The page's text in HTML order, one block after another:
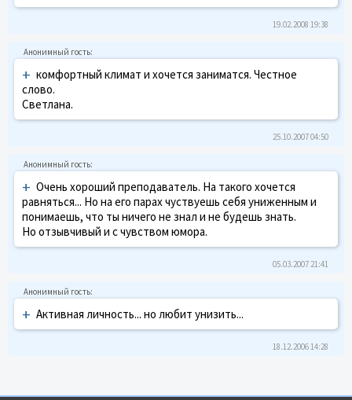
19.02.2008 19:38
+ комфортный климат и хочется заниматся. Честное
слово.
Светлана.
25.10.2007 04:50
+ Очень хороший преподаватель. На такого хочется
равняться... Но на его парах чуствуешь себя униженным и
понимаешь, что ты ничего не знал и не будешь знать.
Но отзывчивый и с чувством юмора.
05.03.2007 21:41
+ Активная личность... но любит унизить...
18.12.2006 14:28